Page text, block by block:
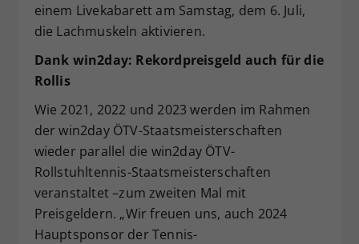
einem Livekabarett am Samstag, dem 6. Juli,
die Lachmuskeln aktivieren.
Dank win2day: Rekordpreisgeld auch für die
Rollis
Wie 2021, 2022 und 2023 werden im Rahmen
der win2day ÖTV-Staatsmeisterschaften
wieder parallel die win2day ÖTV-
Rollstuhltennis-Staatsmeisterschaften
veranstaltet –zum zweiten Mal mit
Preisgeldern. „Wir freuen uns, auch 2024
Hauptsponsor der Tennis-